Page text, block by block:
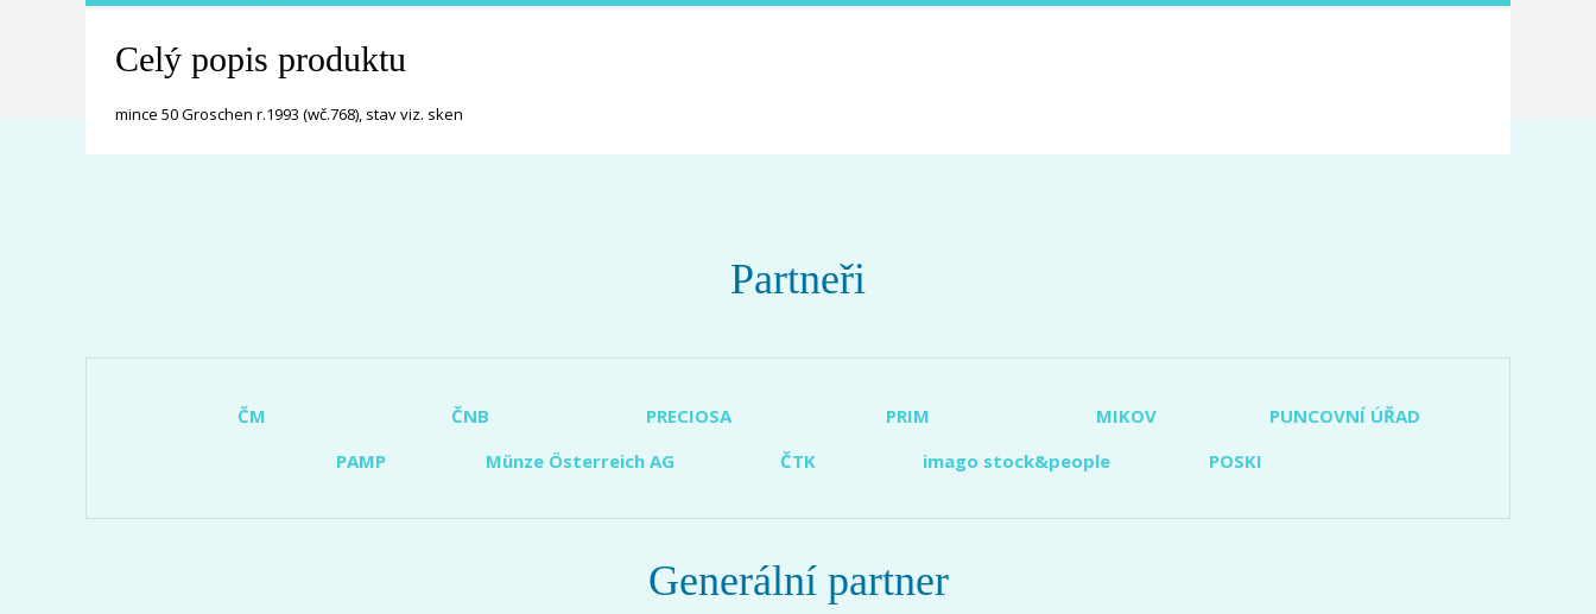
Celý popis produktu
mince 50 Groschen r.1993 (wč.768), stav viz. sken
Partneři
ČM ČNB PRECIOSA PRIM MIKOV
PUNCOVNÍ ÚŘAD
PAMP
Münze Österreich AG ČTK imago stock&people POSKI
Generální partner